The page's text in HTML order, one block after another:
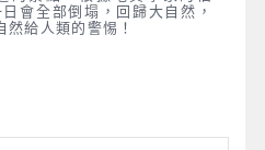
會全部倒塌，回歸大自然，
給人類的警惕！